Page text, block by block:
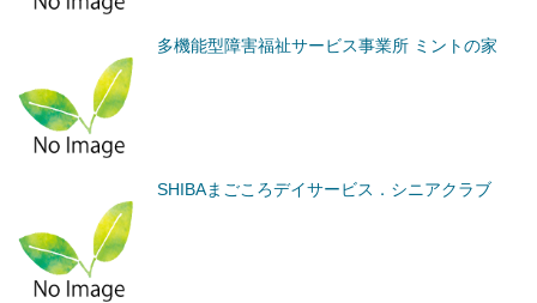
多機能型障害福祉サービス事業所 ミントの家
SHIBAまごころデイサービス．シニアクラブ